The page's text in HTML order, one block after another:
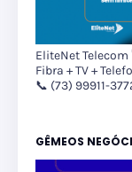
EliteNet
Fibra + TV +
📞 (73) 99911-
GÊMEOS